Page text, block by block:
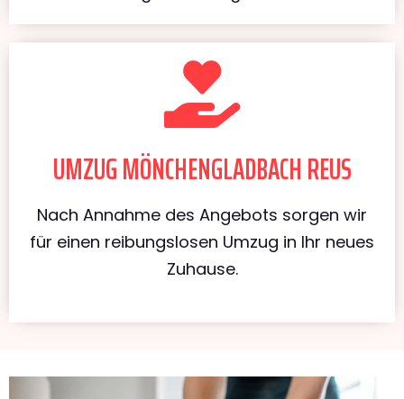
UMZUG MÖNCHENGLADBACH REUS
Nach Annahme des Angebots sorgen wir
für einen reibungslosen Umzug in Ihr neues
Zuhause.